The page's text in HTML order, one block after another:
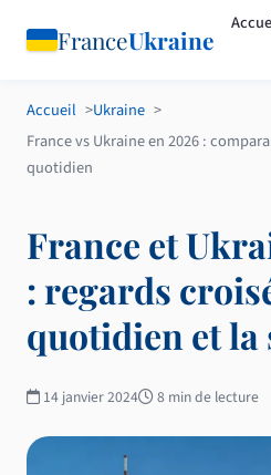
FranceUkraine
Accueil
Ukraine
France vs Ukraine en 2026 :
quotidien
France et
: regards
quotidien et la
14 janvier 2024 8 min de lecture